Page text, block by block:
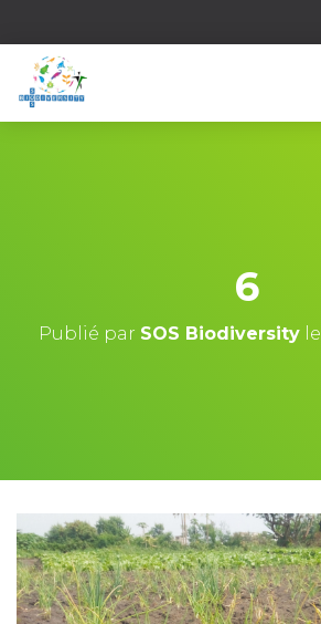
6
Publié par SOS Biodiversity le